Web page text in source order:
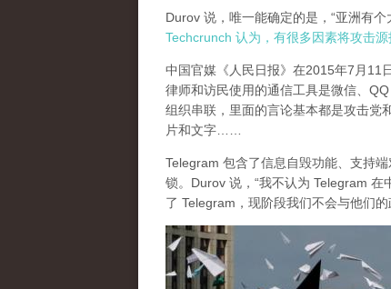
Durov 说，唯一能确定的是，“亚洲有
Techcrunch 认为，有很多因素将攻击源
中国官媒《人民日报》在2015年7月11
律师和访民使用的通信工具是微信、
组织串联，里面的言论基本都是攻击
片和文字……
Telegram 包含了信息自毁功能、支持
锁。Durov 说，“我不认为 Telegram
了 Telegram，现阶段我们不会与他们